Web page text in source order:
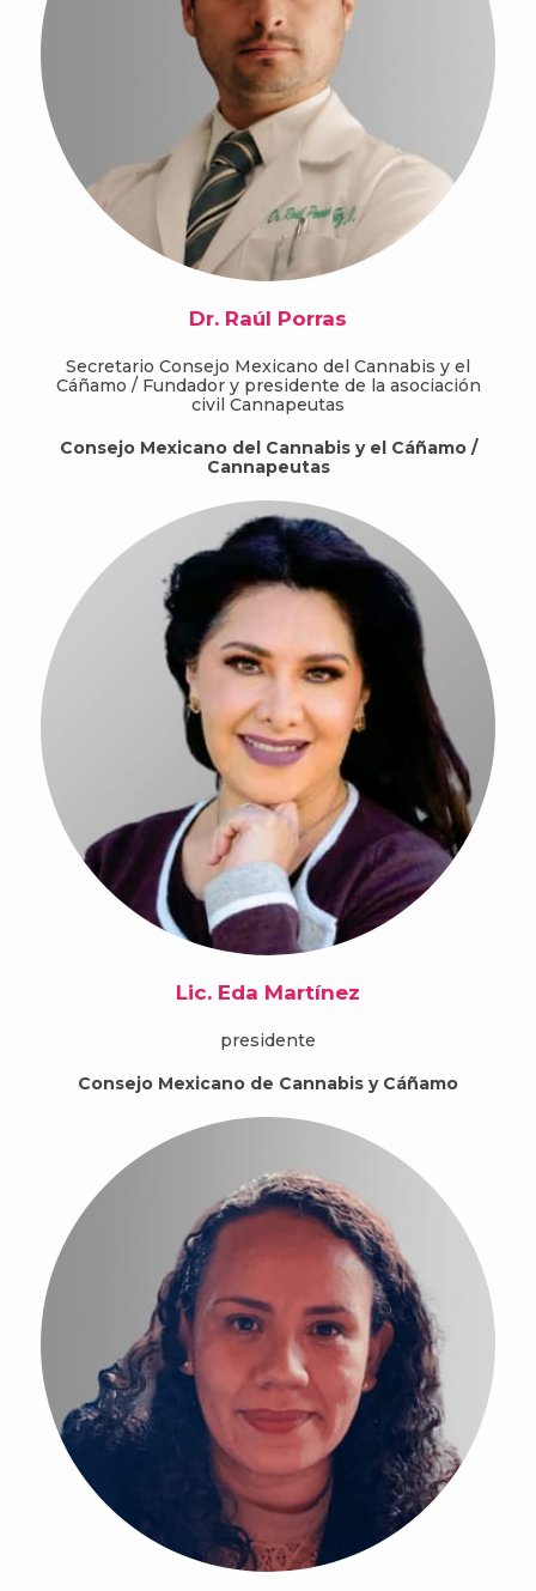
Dr. Raúl Porras
Secretario Consejo Mexicano del Cannabis y el
Cáñamo / Fundador y presidente de la asociación
civil Cannapeutas
Consejo Mexicano del Cannabis y el Cáñamo /
Cannapeutas
Lic. Eda Martínez
presidente
Consejo Mexicano de Cannabis y Cáñamo